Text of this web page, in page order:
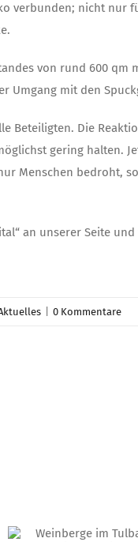
verbunden; nicht nur
von rund 600
Umgang mit den
Beteiligten. Die
gering halten.
Menschen bedroht,
an unserer Seite
0 Kommentare